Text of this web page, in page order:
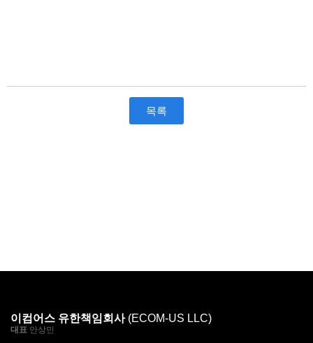
목록
이컴어스 유한책임회사(ECOM-US LLC)
대표 안상민